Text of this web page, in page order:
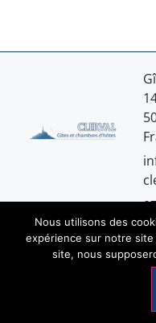
Nous utilisons des
expérience sur notre
site, nous